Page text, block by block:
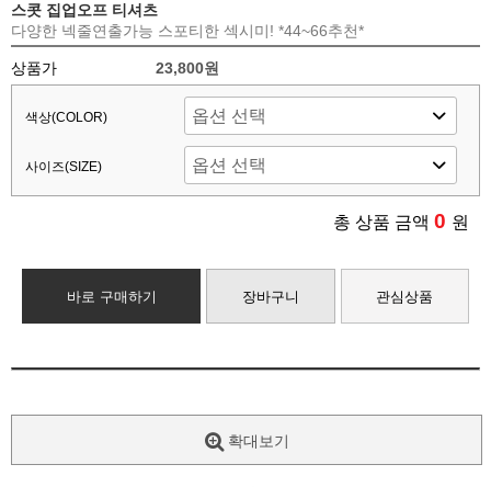
스콧 집업오프 티셔츠
다양한 넥줄연출가능 스포티한 섹시미! *44~66추천*
상품가 23,800원
색상(COLOR)
사이즈(SIZE)
총 상품 금액 0 원
바로 구매하기 장바구니 관심상품
확대보기